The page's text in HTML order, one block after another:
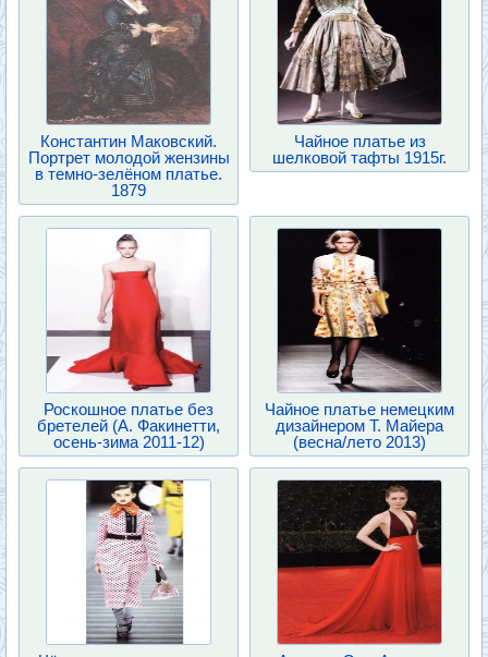
Константин Маковский.
Портрет молодой жензины
в темно-зелёном платье.
1879
Чайное платье из
шелковой тафты 1915г.
Роскошное платье без
бретелей (А. Факинетти,
осень-зима 2011-12)
Чайное платье немецким
дизайнером Т. Майера
(весна/лето 2013)